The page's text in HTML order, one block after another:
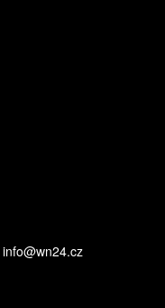
info@wn24.cz